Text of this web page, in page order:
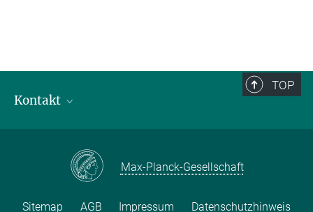
TOP
Kontakt
Max-Planck-Gesellschaft
Sitemap AGB Impressum Datenschutzhinweis